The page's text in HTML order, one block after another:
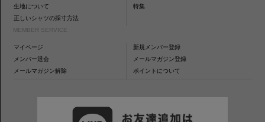
生地について
特集
正しいシャツの採寸方法
MEMBER SERVICE
マイページ
新規メンバー登録
メンバー退会
メールマガジン登録
メールマガジン解除
ポイントについて